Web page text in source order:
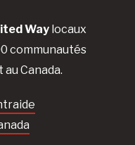
Waylocaux
communautés
Canada.